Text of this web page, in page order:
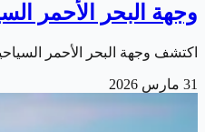
وجهة البحر الأحمر
اكتشف وجهة البحر الأحمر السياحية الفاخرة
31 مارس 2026